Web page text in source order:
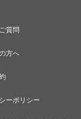
質問
方へ
ーポリシー